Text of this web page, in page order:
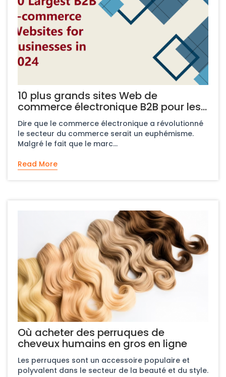
10 plus grands sites Web de
commerce électronique B2B pour les
entreprises en 2025
Dire que le commerce électronique a révolutionné
le secteur du commerce serait un euphémisme.
Malgré le fait que le marc...
Read More
Où acheter des perruques de
cheveux humains en gros en ligne
Les perruques sont un accessoire populaire et
polyvalent dans le secteur de la beauté et du style.